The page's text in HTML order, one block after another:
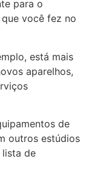
para o
você fez no
está mais
aparelhos,
de
outros estúdios
lista de